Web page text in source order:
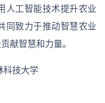
人工智能技术提升农业
同致力于推动智慧农业
献智慧和力量。
科技大学